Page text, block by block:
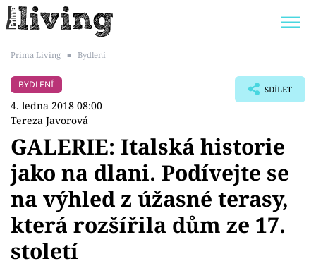
BYDLENÍ SLAVNÝCH
Témata
Bydlení
Zahrada
Prima Living ■ Bydlení
BYDLENÍ
4. ledna 2018 08:00
Tereza Javorová
SDÍLET
GALERIE: Italská historie
jako na dlani. Podívejte se
na výhled z úžasné terasy,
která rozšířila dům ze 17.
století